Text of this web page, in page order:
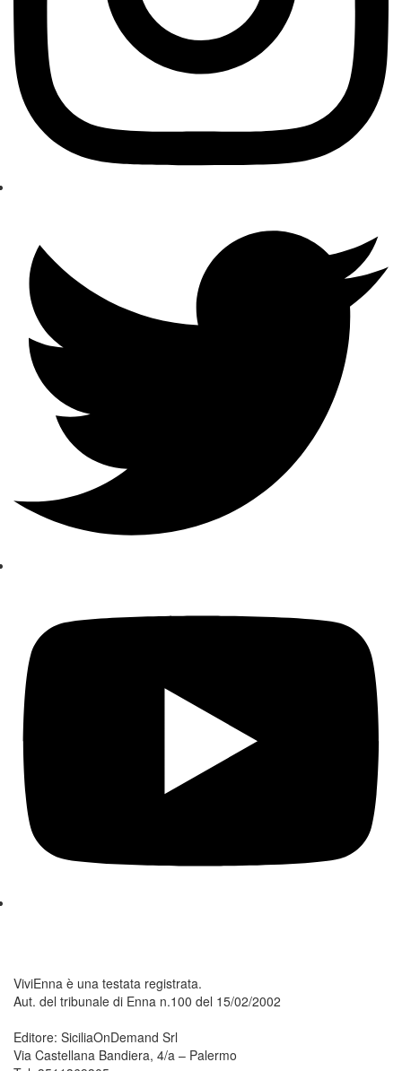
ViviEnna è una testata registrata.
Aut. del tribunale di Enna n.100 del 15/02/2002
Editore: SiciliaOnDemand Srl
Via Castellana Bandiera, 4/a – Palermo